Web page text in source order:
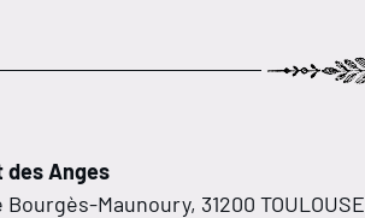
des Anges
Maunoury, 31200 TOULOUSE